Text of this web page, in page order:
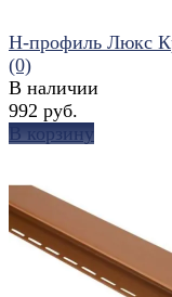
избранное сравнить
Н-профиль Люкс
(0)
В наличии
992 руб.
В корзину